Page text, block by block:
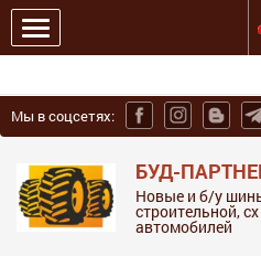
Мы в соцсетях:
БУД-
Новые и б/у
строительной,
автомобилей